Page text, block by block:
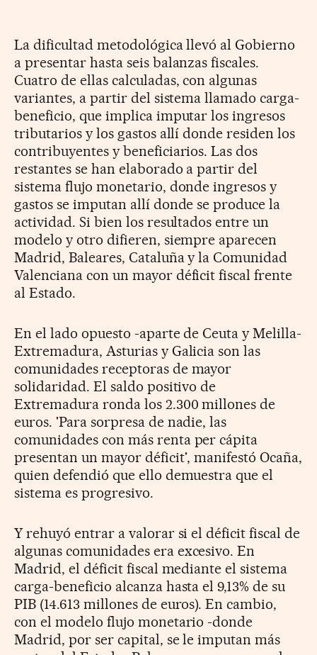
La dificultad metodológica llevó al Gobierno
a presentar hasta seis balanzas fiscales.
Cuatro de ellas calculadas, con algunas
variantes, a partir del sistema llamado carga-
beneficio, que implica imputar los ingresos
tributarios y los gastos allí donde residen los
contribuyentes y beneficiarios. Las dos
restantes se han elaborado a partir del
sistema flujo monetario, donde ingresos y
gastos se imputan allí donde se produce la
actividad. Si bien los resultados entre un
modelo y otro difieren, siempre aparecen
Madrid, Baleares, Cataluña y la Comunidad
Valenciana con un mayor déficit fiscal frente
al Estado.
En el lado opuesto -aparte de Ceuta y Melilla-
Extremadura, Asturias y Galicia son las
comunidades receptoras de mayor
solidaridad. El saldo positivo de
Extremadura ronda los 2.300 millones de
euros. 'Para sorpresa de nadie, las
comunidades con más renta per cápita
presentan un mayor déficit', manifestó Ocaña,
quien defendió que ello demuestra que el
sistema es progresivo.
Y rehuyó entrar a valorar si el déficit fiscal de
algunas comunidades era excesivo. En
Madrid, el déficit fiscal mediante el sistema
carga-beneficio alcanza hasta el 9,13% de su
PIB (14.613 millones de euros). En cambio,
con el modelo flujo monetario -donde
Madrid, por ser capital, se le imputan más